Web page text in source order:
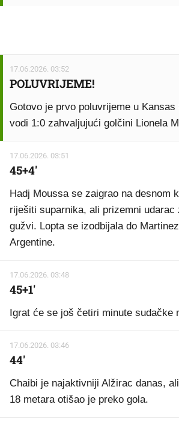
17.06.2026. 03:52
POLUVRIJEME!
Gotovo je prvo poluvrijeme u Kansas
vodi 1:0 zahvaljujući golčini Lionela
17.06.2026. 03:51
45+4'
Hadj Moussa se zaigrao na desnom
riješiti suparnika, ali prizemni udarac
gužvi. Lopta se izodbijala do
Argentine.
17.06.2026. 03:48
45+1'
Igrat će se još četiri minute sudačke
17.06.2026. 03:46
44'
Chaibi je najaktivniji Alžirac danas,
18 metara otišao je preko gola.